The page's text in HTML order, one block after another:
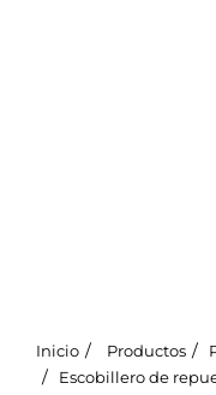
Inicio Productos
Escobillero de repuesto con mango para 163113060,